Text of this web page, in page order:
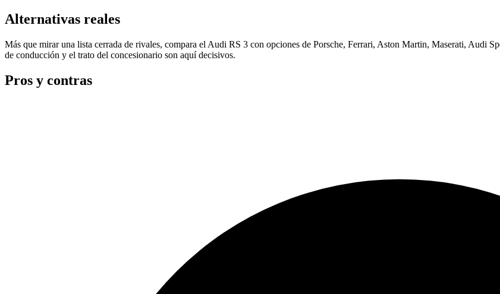
Alternativas reales
Más que mirar una lista cerrada de rivales, compara el Audi RS 3 con opciones de Porsche, Ferrari, Aston Martin, Maserati, Audi
de conducción y el trato del concesionario son aquí decisivos.
Pros y contras